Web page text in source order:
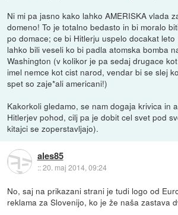
Ni mi pa jasno kako lahko AMERISKA vlada
domeno! To je totalno bedasto in bi moralo
po domace; ce bi Hitlerju uspelo docakat
lahko bili veseli ko bi padla atomska bomba
Washington (v kolikor je pa sedaj drugace
imel nemce kot cist narod, vendar bi se slej
spet so zaje*ali americani!)
Kakorkoli gledamo, se nam dogaja krivica in
Hitlerjev pohod, cilj pa je dobit cel svet pod
kitajci se zoperstavljajo).
ales85
::20. maj 2014, 09:24
No, saj na prikazani strani je tudi logo od
reklama za Slovenijo, ko je že naša zastava